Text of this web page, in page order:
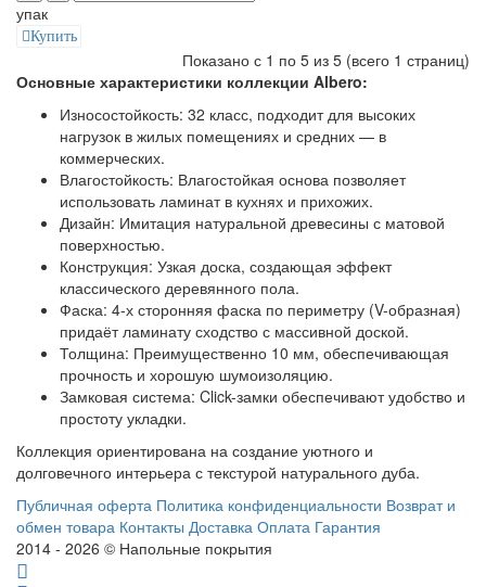
упак
Купить
Показано с 1 по 5 из 5 (всего 1 страниц)
Основные характеристики коллекции Albero:
Износостойкость: 32 класс, подходит для высоких
нагрузок в жилых помещениях и средних — в
коммерческих.
Влагостойкость: Влагостойкая основа позволяет
использовать ламинат в кухнях и прихожих.
Дизайн: Имитация натуральной древесины с матовой
поверхностью.
Конструкция: Узкая доска, создающая эффект
классического деревянного пола.
Фаска: 4-х сторонняя фаска по периметру (V-образная)
придаёт ламинату сходство с массивной доской.
Толщина: Преимущественно 10 мм, обеспечивающая
прочность и хорошую шумоизоляцию.
Замковая система: Click-замки обеспечивают удобство и
простоту укладки.
Коллекция ориентирована на создание уютного и
долговечного интерьера с текстурой натурального дуба.
Публичная оферта Политика конфиденциальности Возврат и
обмен товара Контакты Доставка Оплата Гарантия
2014 - 2026 © Напольные покрытия